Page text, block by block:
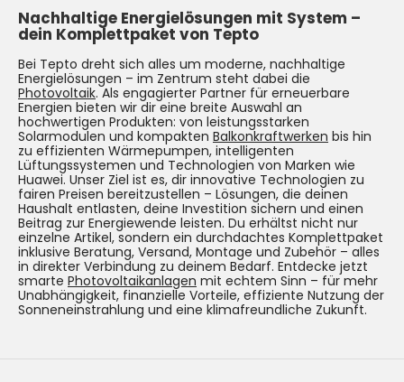
Nachhaltige Energielösungen mit System –
dein Komplettpaket von Tepto
Bei Tepto dreht sich alles um moderne, nachhaltige
Energielösungen – im Zentrum steht dabei die
Photovoltaik. Als engagierter Partner für erneuerbare
Energien bieten wir dir eine breite Auswahl an
hochwertigen Produkten: von leistungsstarken
Solarmodulen und kompakten Balkonkraftwerken bis hin
zu effizienten Wärmepumpen, intelligenten
Lüftungssystemen und Technologien von Marken wie
Huawei. Unser Ziel ist es, dir innovative Technologien zu
fairen Preisen bereitzustellen – Lösungen, die deinen
Haushalt entlasten, deine Investition sichern und einen
Beitrag zur Energiewende leisten. Du erhältst nicht nur
einzelne Artikel, sondern ein durchdachtes Komplettpaket
inklusive Beratung, Versand, Montage und Zubehör – alles
in direkter Verbindung zu deinem Bedarf. Entdecke jetzt
smarte Photovoltaikanlagen mit echtem Sinn – für mehr
Unabhängigkeit, finanzielle Vorteile, effiziente Nutzung der
Sonneneinstrahlung und eine klimafreundliche Zukunft.